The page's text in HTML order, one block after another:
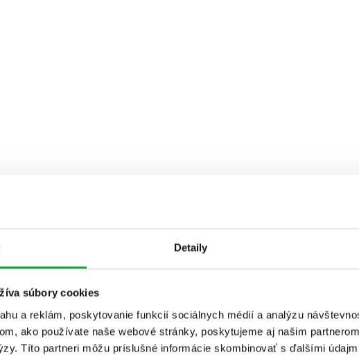
Detaily
súbory cookies
a reklám, poskytovanie funkcií sociálnych médií a analýzu
ako používate naše webové stránky, poskytujeme aj našim
Títo partneri môžu príslušné informácie skombinovať s ďalšími